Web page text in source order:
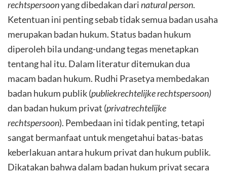
rechtspersoonyang dibedakan darinatural person.
Ketentuan ini penting sebab tidak semua badan usaha
merupakan badan hukum. Status badan hukum
diperoleh bila undang-undang tegas menetapkan
tentang hal itu. Dalam literatur ditemukan dua
macam badan hukum. Rudhi Prasetya membedakan
badan hukum publik (publiekrechtelijke rechtspersoon)
dan badan hukum privat (privatrechtelijke
rechtspersoon). Pembedaan ini tidak penting, tetapi
sangat bermanfaat untuk mengetahui batas-batas
keberlakuan antara hukum privat dan hukum publik.
Dikatakan bahwa dalam badan hukum privat secara